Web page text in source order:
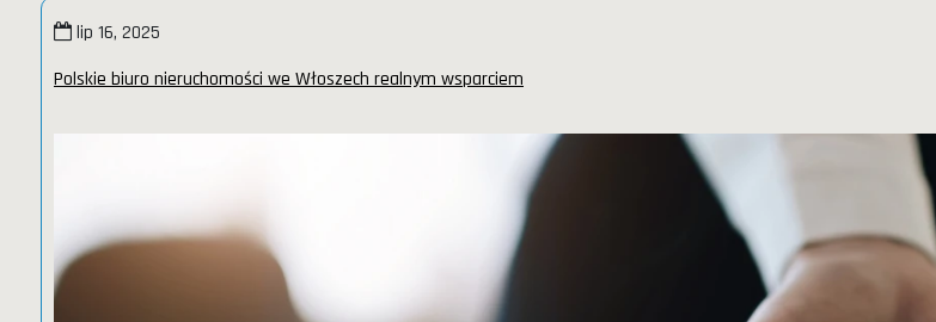
lip 16, 2025
Polskie biuro nieruchomości we Włoszech realnym wsparciem